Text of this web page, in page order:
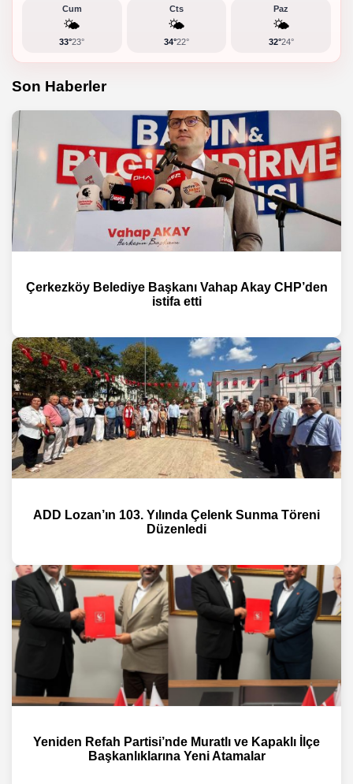
Cum
🌤️
33°23°
Cts
🌤️
34°22°
Paz
🌤️
32°24°
Son Haberler
Çerkezköy Belediye Başkanı Vahap Akay CHP’den
istifa etti
ADD Lozan’ın 103. Yılında Çelenk Sunma Töreni
Düzenledi
Yeniden Refah Partisi’nde Muratlı ve Kapaklı İlçe
Başkanlıklarına Yeni Atamalar